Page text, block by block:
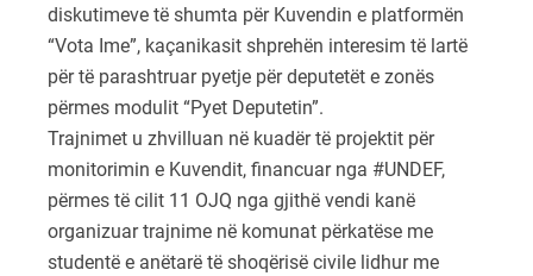
diskutimeve të shumta për Kuvendin e platformën
“Vota Ime”, kaçanikasit shprehën interesim të lartë
për të parashtruar pyetje për deputetët e zonës
përmes modulit “Pyet Deputetin”.
Trajnimet u zhvilluan në kuadër të projektit për
monitorimin e Kuvendit, financuar nga #UNDEF,
përmes të cilit 11 OJQ nga gjithë vendi kanë
organizuar trajnime në komunat përkatëse me
studentë e anëtarë të shoqërisë civile lidhur me